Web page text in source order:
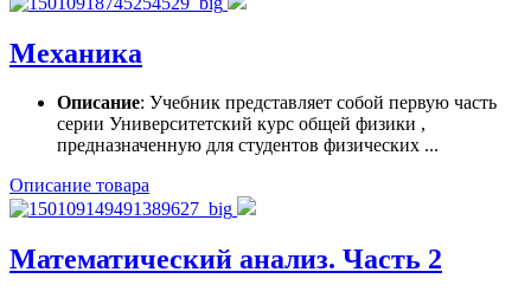
Механика
Описание: Учебник представляет собой первую часть
серии Университетский курс общей физики ,
предназначенную для студентов физических ...
Описание товара
Математический анализ. Часть 2